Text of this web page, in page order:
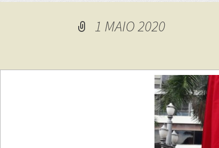
1 MAIO 2020